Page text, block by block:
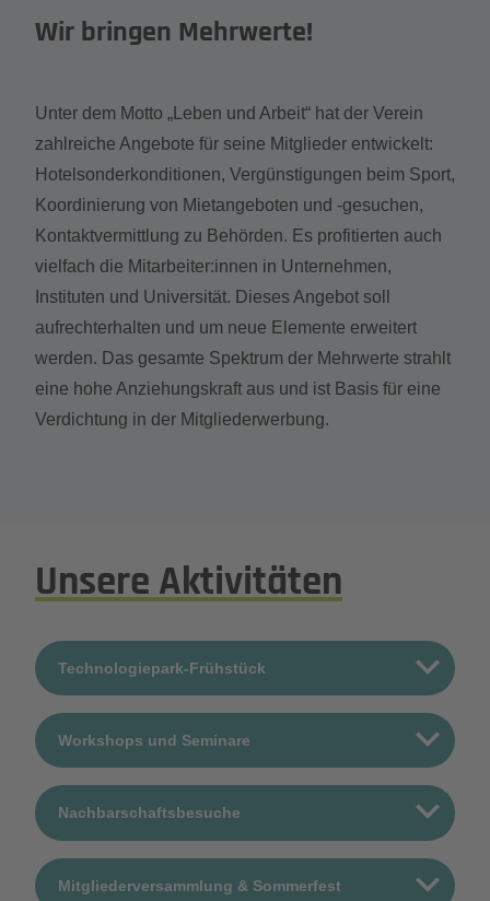
Wir bringen Mehrwerte!
Unter dem Motto „Leben und Arbeit“ hat der Verein
zahlreiche Angebote für seine Mitglieder entwickelt:
Hotelsonderkonditionen, Vergünstigungen beim Sport,
Koordinierung von Mietangeboten und -gesuchen,
Kontaktvermittlung zu Behörden. Es profitierten auch
vielfach die Mitarbeiter:innen in Unternehmen,
Instituten und Universität. Dieses Angebot soll
aufrechterhalten und um neue Elemente erweitert
werden. Das gesamte Spektrum der Mehrwerte strahlt
eine hohe Anziehungskraft aus und ist Basis für eine
Verdichtung in der Mitgliederwerbung.
Unsere Aktivitäten
Technologiepark-Frühstück
Workshops und Seminare
Nachbarschaftsbesuche
Mitgliederversammlung & Sommerfest